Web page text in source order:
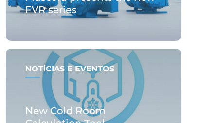
FVR series
NOTÍCIAS E EVENTOS
New Cold Room